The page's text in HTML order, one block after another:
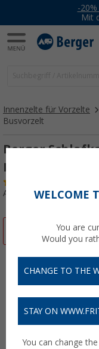
-
Mit
Innenzelte für Vorzelte
Busvorzelt
Berger
Busvorzelt
Art.-Nr.: 843679
WELCOME
You are
Would you
CHANGE TO THE
STAY ON
You can change